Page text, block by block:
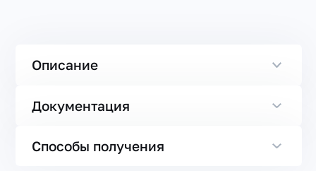
Описание
Документация
Способы получения